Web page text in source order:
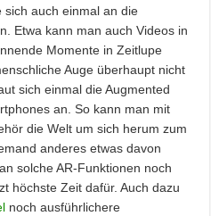
auch einmal an die
Etwa kann man auch Videos in
Momente in Zeitlupe
Auge überhaupt nicht
sich einmal die Augmented
an. So kann man mit
die Welt um sich herum zum
anderes etwas davon
solche AR-Funktionen noch
höchste Zeit dafür. Auch dazu
noch ausführlichere